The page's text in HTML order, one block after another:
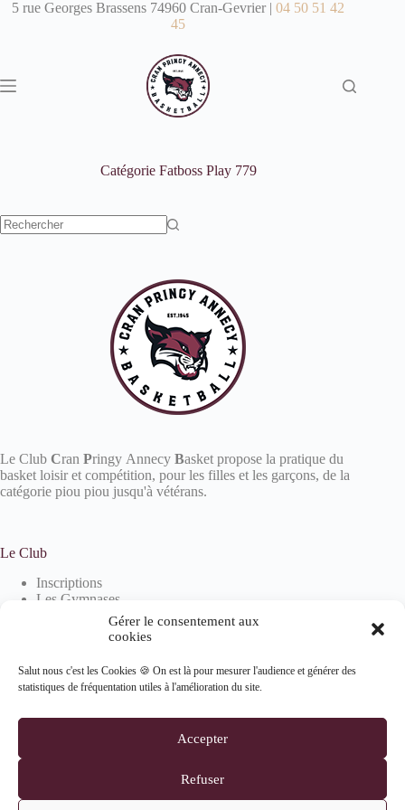
Gérer le consentement aux
cookies
Salut nous c'est les Cookies 🍪 On est là pour mesurer l'audience et générer des
statistiques de fréquentation utiles à l'amélioration du site.
Accepter
Refuser
Passer
5 rue Georges Brassens 74960 Cran-Gevrier |04 50 51 42
45
CatégorieFatboss Play 779
Le Club Cran Pringy Annecy Basket propose la pratique du
basket loisir et compétition, pour les filles et les garçons, de la
catégorie piou piou jusqu'à vétérans.
Le Club
Inscriptions
Les Gymnases
Devenir partenaire
Informations
Mentions Légales
Politique de confidentialité
Suivez-nous